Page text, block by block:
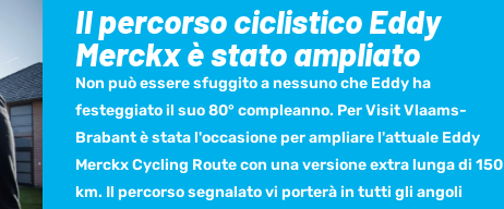
Il percorso ciclistico Eddy
Merckx è stato ampliato
Non può essere sfuggito a nessuno che Eddy ha
festeggiato il suo 80° compleanno. Per Visit Vlaams-
Brabant è stata l'occasione per ampliare l'attuale Eddy
Merckx Cycling Route con una versione extra lunga di 150
km. Il percorso segnalato vi porterà in tutti gli angoli